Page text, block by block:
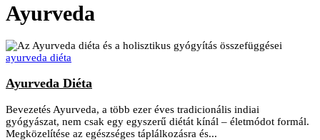
Ayurveda
ayurveda diéta
Ayurveda Diéta
Bevezetés Ayurveda, a több ezer éves tradicionális indiai
gyógyászat, nem csak egy egyszerű diétát kínál – életmódot formál.
Megközelítése az egészséges táplálkozásra és...